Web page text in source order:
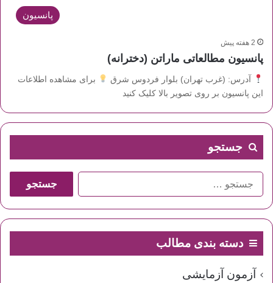
پانسیون
2 هفته پیش
پانسیون مطالعاتی ماراتن (دخترانه)
آدرس: (غرب تهران) بلوار فردوس شرق
برای مشاهده اطلاعات
این پانسیون بر روی تصویر بالا کلیک کنید
جستجو
جستجو
برای:
دسته بندی مطالب
آزمون آزمایشی